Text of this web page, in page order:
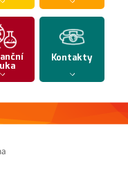
Kontakty